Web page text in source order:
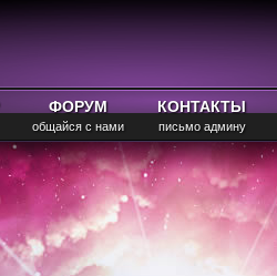
ФОРУМ
общайся с нами
КОНТАКТЫ
письмо админу